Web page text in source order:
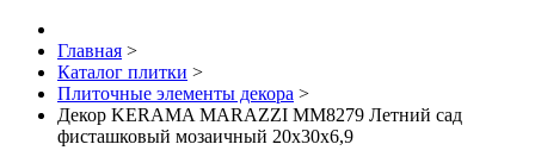
Главная >
Каталог плитки >
Плиточные элементы декора >
Декор KERAMA MARAZZI MM8279 Летний сад
фисташковый мозаичный 20х30х6,9